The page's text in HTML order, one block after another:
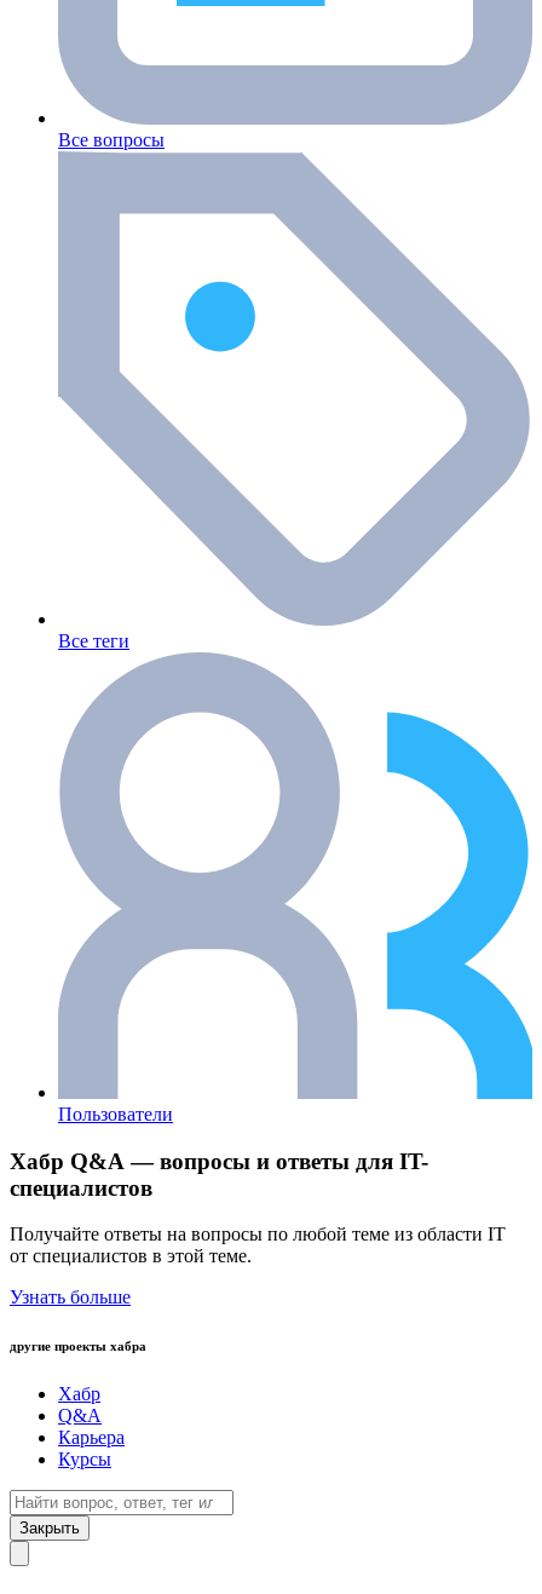
Все вопросы
Все теги
Пользователи
Хабр Q&A — вопросы и ответы для IT-
специалистов
Получайте ответы на вопросы по любой теме из области IT
от специалистов в этой теме.
Узнать больше
другие проекты хабра
Хабр
Q&A
Карьера
Курсы
Закрыть